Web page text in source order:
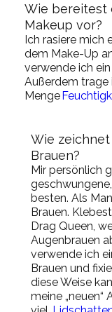
Wie bereitest
Makeup vor?
Ich rasiere mich
dem Make-Up
verwende ich
Außerdem trage
Menge
Wie
Brauen?
Mir persönlich
besten. Als
Brauen.
Drag Queen,
Augenbrauen
verwende ich
Brauen und
diese Weise
meine „neuen“